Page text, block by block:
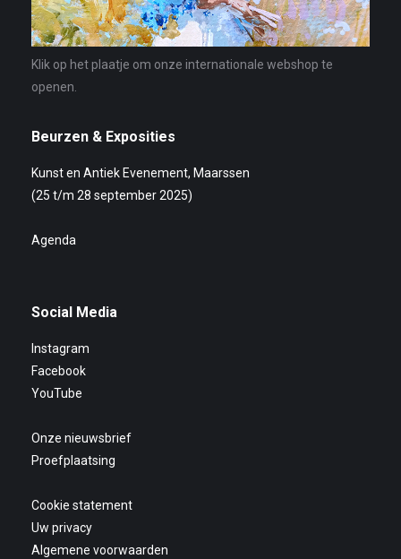
Klik op het plaatje om onze internationale webshop te
openen.
Beurzen & Exposities
Kunst en Antiek Evenement, Maarssen
(25 t/m 28 september 2025)
Agenda
Social Media
Instagram
Facebook
YouTube
Onze nieuwsbrief
Proefplaatsing
Cookie statement
Uw privacy
Algemene voorwaarden